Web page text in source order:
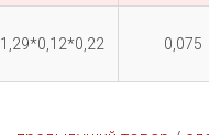
1,29*0,12*0,22 0,075